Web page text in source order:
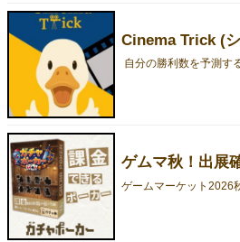
Cinema Trick (
ゲムマ秋！出展